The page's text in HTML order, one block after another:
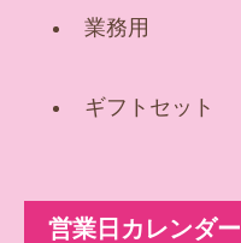
業務用
ギフトセット
営業日カレンダー